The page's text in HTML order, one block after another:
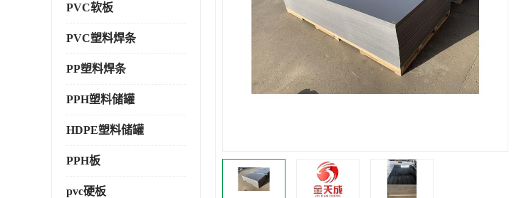
PVC软板
PVC塑料焊条
PP塑料焊条
PPH塑料储罐
HDPE塑料储罐
PPH板
pvc硬板